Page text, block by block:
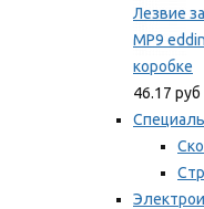
Лезвие
MP9
коробке
46.17 руб